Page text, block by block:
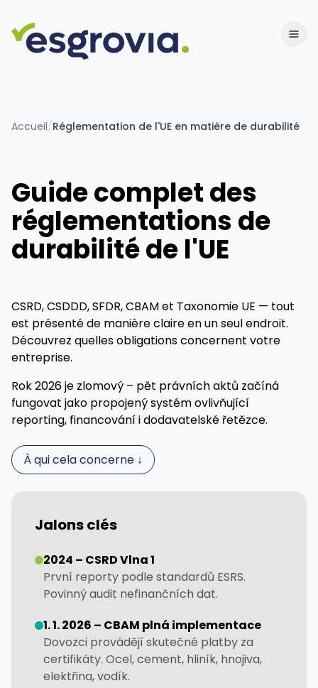
Accueil/Réglementation de l'UE en matière de durabilité
Guide complet des
réglementations de
durabilité de l'UE
CSRD, CSDDD, SFDR, CBAM et Taxonomie UE — tout
est présenté de manière claire en un seul endroit.
Découvrez quelles obligations concernent votre
entreprise.
Rok 2026 je zlomový – pět právních aktů začíná
fungovat jako propojený systém ovlivňující
reporting, financování i dodavatelské řetězce.
À qui cela concerne ↓
Jalons clés
2024 – CSRD Vlna 1
První reporty podle standardů ESRS.
Povinný audit nefinančních dat.
1. 1. 2026 – CBAM plná implementace
Dovozci provádějí skutečné platby za
certifikáty. Ocel, cement, hliník, hnojiva,
elektřina, vodík.